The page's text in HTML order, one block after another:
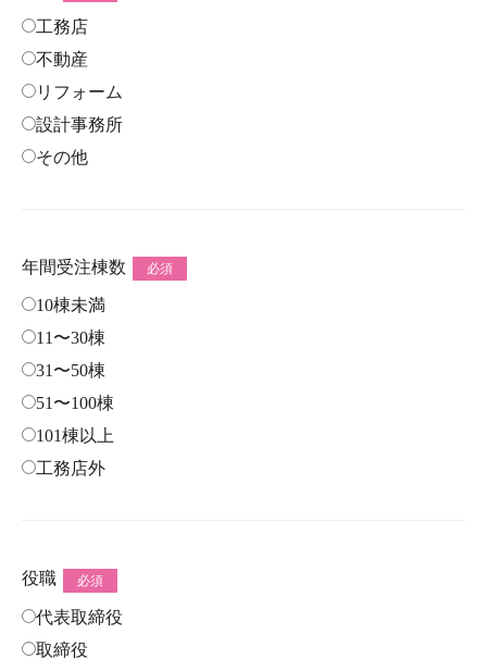
工務店
不動産
リフォーム
設計事務所
その他
年間受注棟数 必須
10棟未満
11〜30棟
31〜50棟
51〜100棟
101棟以上
工務店外
役職 必須
代表取締役
取締役